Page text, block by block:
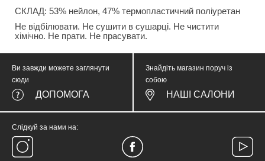
СКЛАД: 53% нейлон, 47% термопластичний поліуретан
Не відбілювати. Не сушити в сушарці. Не чистити
хімічно. Не прати. Не прасувати.
Ви завжди можете заглянути
сюди
ДОПОМОГА
Знайдіть магазин поруч із
собою
НАШІ САЛОНИ
Слідкуй за нами на: